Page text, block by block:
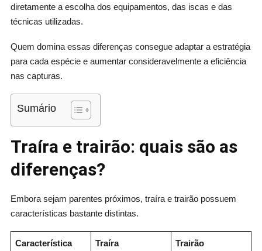
diretamente a escolha dos equipamentos, das iscas e das
técnicas utilizadas.
Quem domina essas diferenças consegue adaptar a estratégia
para cada espécie e aumentar consideravelmente a eficiência
nas capturas.
Sumário
Traíra e trairão: quais são as
diferenças?
Embora sejam parentes próximos, traíra e trairão possuem
características bastante distintas.
Característica Traíra Trairão